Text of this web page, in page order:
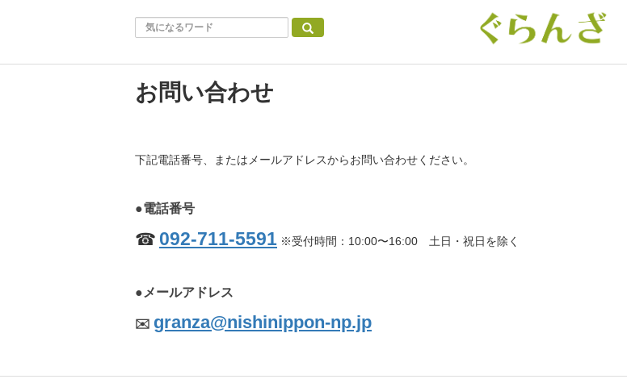
お問い合わせ
下記電話番号、またはメールアドレスからお問い合わせください。
●電話番号
☎︎ 092-711-5591 ※受付時間：10:00〜16:00 土日・祝日を除く
●メールアドレス
✉️ granza@nishinippon-np.jp